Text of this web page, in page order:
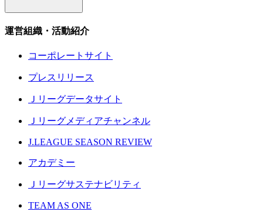
運営組織・活動紹介
コーポレートサイト
プレスリリース
Ｊリーグデータサイト
Ｊリーグメディアチャンネル
J.LEAGUE SEASON REVIEW
アカデミー
Ｊリーグサステナビリティ
TEAM AS ONE